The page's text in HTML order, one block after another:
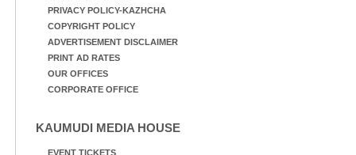
PRIVACY POLICY-KAZHCHA
COPYRIGHT POLICY
ADVERTISEMENT DISCLAIMER
PRINT AD RATES
OUR OFFICES
CORPORATE OFFICE
KAUMUDI MEDIA HOUSE
EVENT TICKETS